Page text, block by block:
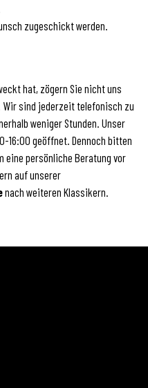
zugeschickt werden.
hat, zögern Sie nicht uns
Wir sind jederzeit telefonisch zu
weniger Stunden. Unser
16:00 geöffnet. Dennoch bitten
eine persönliche Beratung vor
auf unserer
nach weiteren Klassikern.